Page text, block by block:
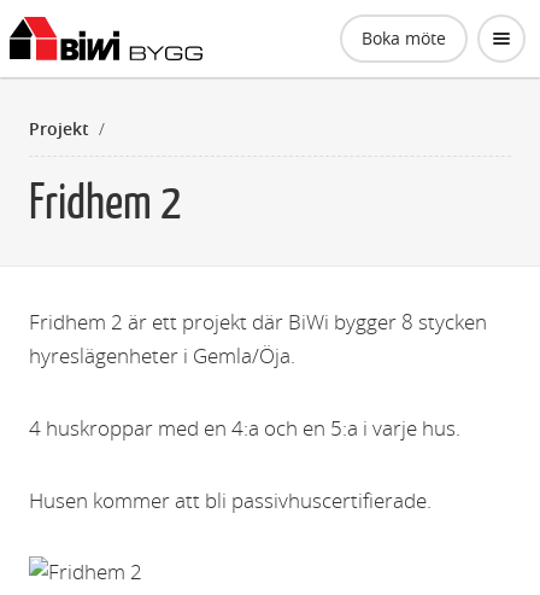
Biwi Bygg ABBoka möte
Projekt /
Fridhem 2
Fridhem 2 är ett projekt där BiWi bygger 8 stycken
hyreslägenheter i Gemla/Öja.
4 huskroppar med en 4:a och en 5:a i varje hus.
Husen kommer att bli passivhuscertifierade.